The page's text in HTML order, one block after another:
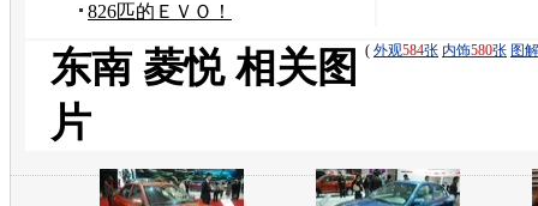
826匹的ＥＶＯ！
( 外观584张 内饰580张 图解
东南 菱悦 相关图
片